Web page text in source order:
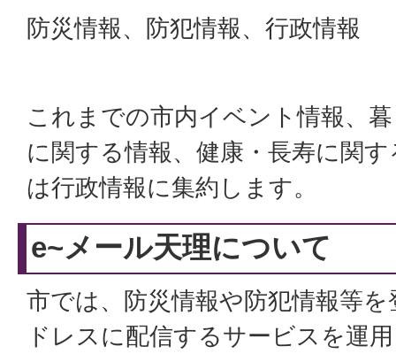
防災情報、防犯情報、行政情報
これまでの市内イベント情報、
に関する情報、健康・長寿に関
は行政情報に集約します。
e~メール天理について
市では、防災情報や防犯情報等
ドレスに配信するサービスを運